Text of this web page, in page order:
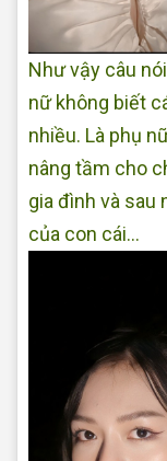
Như vậy câu
nữ không biết
nhiều. Là phụ
nâng tầm cho
gia đình và sau
của con cái...